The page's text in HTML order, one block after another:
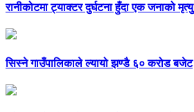
रानीकोटमा ट्याक्टर दुर्घटना हुँदा एक जनाको मृत्यु
सिस्ने गाउँपालिकाले ल्यायो झण्डै ६० करोड बजेट